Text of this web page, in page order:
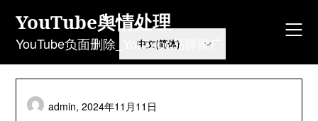
content
YouTube舆情处理
YouTube负面删除_YouTube品牌推广
admin,2024年11月11日